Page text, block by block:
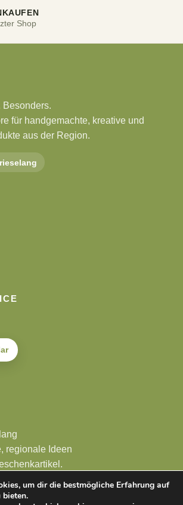
Shop
Besonders.
für handgemachte, kreative und
aus der Region.
regionale Ideen
Gemäß §19 UStG wird keine
um dir die bestmögliche Erfahrung auf
bieten.